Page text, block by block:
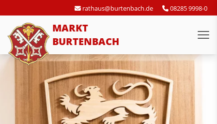
rathaus@burtenbach.de 08285 9998-0
MARKT
BURTENBACH